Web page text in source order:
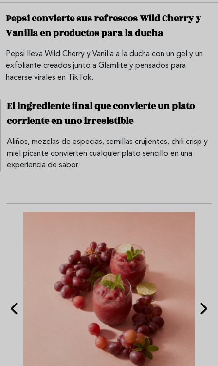
Pepsi convierte sus refrescos Wild Cherry y
Vanilla en productos para la ducha
Pepsi lleva Wild Cherry y Vanilla a la ducha con un gel y un
exfoliante creados junto a Glamlite y pensados para
hacerse virales en TikTok.
El ingrediente final que convierte un plato
corriente en uno irresistible
Aliños, mezclas de especias, semillas crujientes, chili crisp y
miel picante convierten cualquier plato sencillo en una
experiencia de sabor.